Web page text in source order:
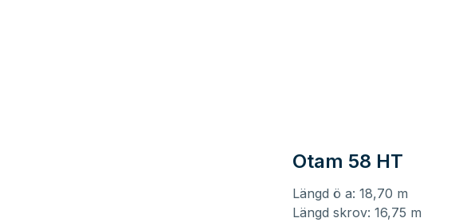
Otam 58 HT
Längd ö a: 18,70 m
Längd skrov: 16,75 m